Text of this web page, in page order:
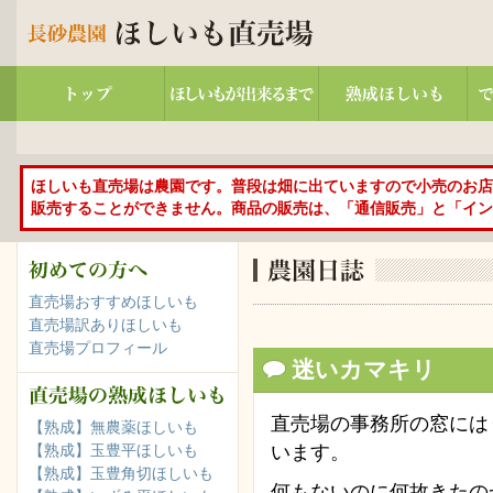
ほしいも直売場は農園です。普段は畑に出ていますので小売のお
販売することができません。商品の販売は、「通信販売」と「イ
迷いカマキリ
直売場の事務所の窓に
います。
直売場おすすめほしいも
直売場訳ありほしいも
直売場プロフィール
【熟成】無農薬ほしいも
【熟成】玉豊平ほしいも
【熟成】玉豊角切ほしいも